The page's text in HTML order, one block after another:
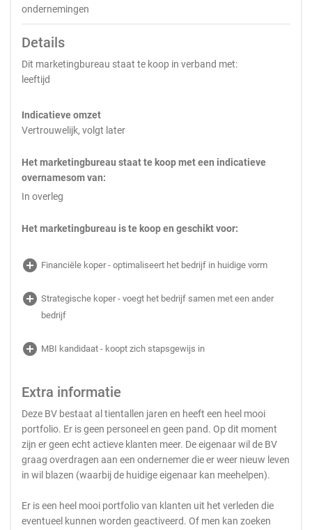
ondernemingen
Details
Dit marketingbureau staat te koop in verband met:
leeftijd
Indicatieve omzet
Vertrouwelijk, volgt later
Het marketingbureau staat te koop met een indicatieve
overnamesom van:
In overleg
Het marketingbureau is te koop en geschikt voor:
add_circle Financiële koper - optimaliseert het bedrijf in huidige vorm
add_circle Strategische koper - voegt het bedrijf samen met een ander
bedrijf
add_circle MBI kandidaat - koopt zich stapsgewijs in
Extra informatie
Deze BV bestaat al tientallen jaren en heeft een heel mooi
portfolio. Er is geen personeel en geen pand. Op dit moment
zijn er geen echt actieve klanten meer. De eigenaar wil de BV
graag overdragen aan een ondernemer die er weer nieuw leven
in wil blazen (waarbij de huidige eigenaar kan meehelpen).
Er is een heel mooi portfolio van klanten uit het verleden die
eventueel kunnen worden geactiveerd. Of men kan zoeken